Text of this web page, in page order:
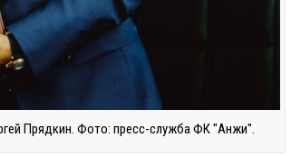
Прядкин. Фото: пресс-служба ФК "Анжи".